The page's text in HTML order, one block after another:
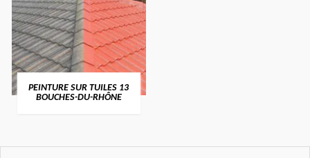
PEINTURE SUR TUILES 13
BOUCHES-DU-RHÔNE